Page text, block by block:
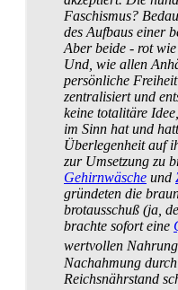
Faschismus?
des Aufbaus einer
Aber beide - rot
Und, wie allen
persönliche
zentralisiert und
keine totalitäre
im Sinn hat und
Überlegenheit auf
zur Umsetzung zu
Gehirnwäsche und
gründeten die
brot­ausschuß (ja,
brachte sofort eine
wertvollen
Nachahmung
Reichs­nährstand